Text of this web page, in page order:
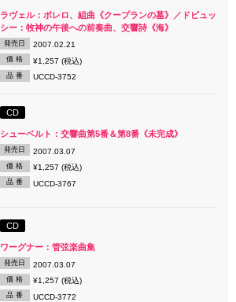
ラヴェル：ボレロ、組曲《クープランの墓》／ドビュッ
シー：牧神の午後への前奏曲、交響詩《海》
発売日 2007.02.21
価 格 ¥1,257 (税込)
品 番 UCCD-3752
CD
シューベルト：交響曲第5番＆第8番《未完成》
発売日 2007.03.07
価 格 ¥1,257 (税込)
品 番 UCCD-3767
CD
ワーグナー：管弦楽曲集
発売日 2007.03.07
価 格 ¥1,257 (税込)
品 番 UCCD-3772